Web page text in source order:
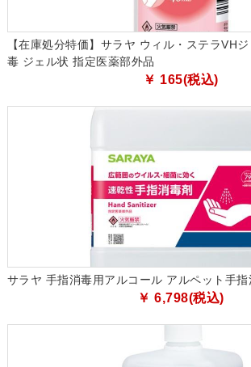
【在庫処分特価】サラヤ ウィル・ステラVH
毒 ジェル状 指定医薬部外品
￥ 165(税込)
サラヤ 手指消毒用アルコール アルペット手
￥ 6,798(税込)